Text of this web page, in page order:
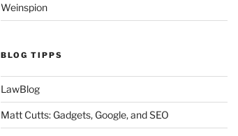
Weinspion
BLOG TIPPS
LawBlog
Matt Cutts: Gadgets, Google, and SEO